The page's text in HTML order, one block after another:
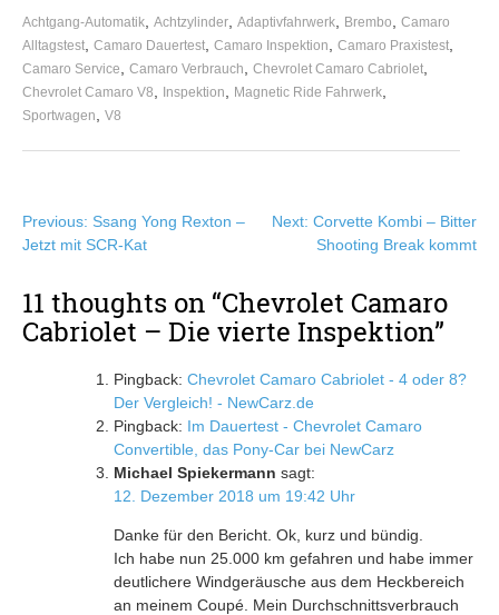
Achtgang-Automatik, Achtzylinder, Adaptivfahrwerk, Brembo, Camaro
Alltagstest, Camaro Dauertest, Camaro Inspektion, Camaro Praxistest,
Camaro Service, Camaro Verbrauch, Chevrolet Camaro Cabriolet,
Chevrolet Camaro V8, Inspektion, Magnetic Ride Fahrwerk,
Sportwagen, V8
Beitragsnavigation
Previous: Ssang Yong Rexton –
Jetzt mit SCR-Kat
Next: Corvette Kombi – Bitter
Shooting Break kommt
11 thoughts on “Chevrolet Camaro
Cabriolet – Die vierte Inspektion”
Pingback: Chevrolet Camaro Cabriolet - 4 oder 8?
Der Vergleich! - NewCarz.de
Pingback: Im Dauertest - Chevrolet Camaro
Convertible, das Pony-Car bei NewCarz
Michael Spiekermann sagt:
12. Dezember 2018 um 19:42 Uhr
Danke für den Bericht. Ok, kurz und bündig.
Ich habe nun 25.000 km gefahren und habe immer
deutlichere Windgeräusche aus dem Heckbereich
an meinem Coupé. Mein Durchschnittsverbrauch